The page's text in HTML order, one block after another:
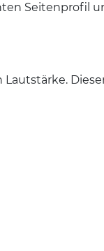
Seitenprofil